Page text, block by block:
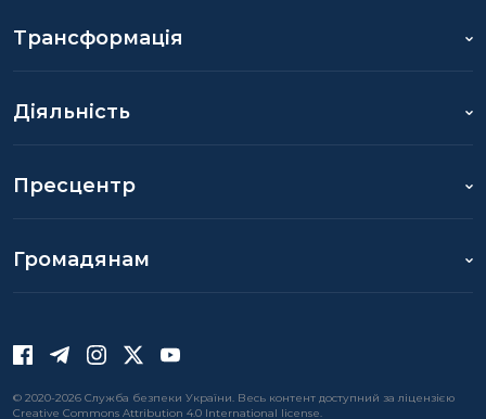
Трансформація
Діяльність
Пресцентр
Громадянам
© 2020-2026 Служба безпеки України. Весь контент доступний за ліцензією
Creative Commons Attribution 4.0 International license.